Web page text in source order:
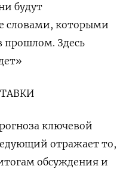
будут
словами, которыми
прошлом. Здесь
ключевой
отражает то,
обсуждения и